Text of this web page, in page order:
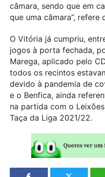
câmara, sendo que em
que uma câmara”, refere
O Vitória já cumpriu,
jogos à porta fechada,
Marega, aplicado pelo
todos os recintos
devido à pandemia de
e o Benfica, ainda
na partida com o
Taça da Liga 2021/22.